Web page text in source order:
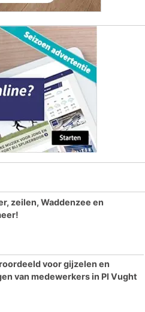
zeilen, Waddenzee en
voor gijzelen en
van medewerkers in PI Vught